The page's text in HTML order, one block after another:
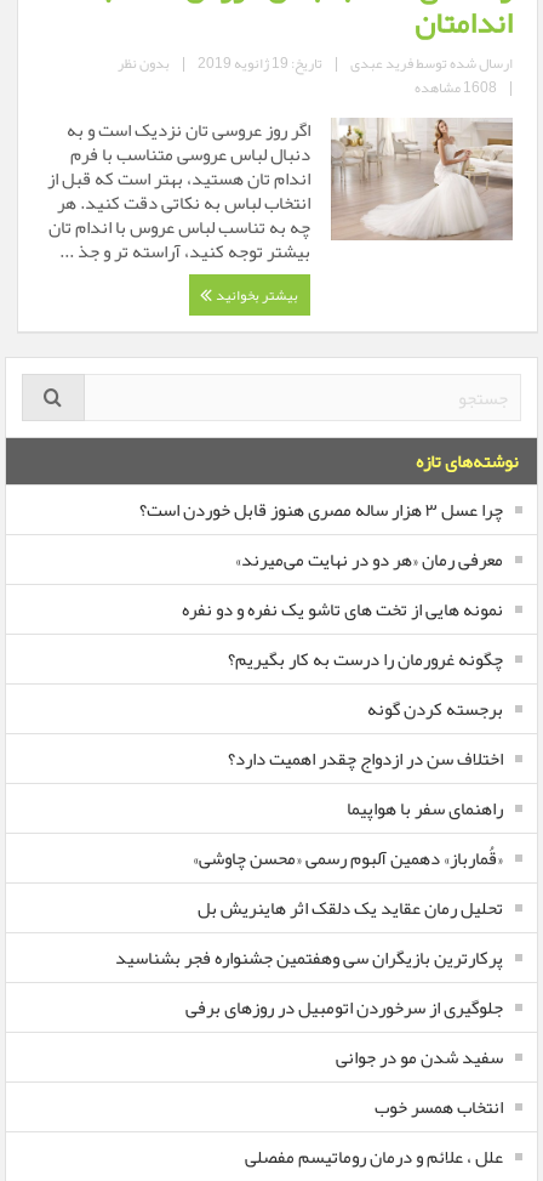
اندامتان
ارسال شده توسطفرید عبدی | تاریخ: 19 ژانویه 2019 | بدون نظر
| 1608 مشاهده
اگر روز عروسی تان نزدیک است و به
دنبال لباس عروسی متناسب با فرم
اندام تان هستید، بهتر است که قبل از
انتخاب لباس به نکاتی دقت کنید. هر
چه به تناسب لباس عروس با اندام تان
بیشتر توجه کنید، آراسته تر و جذ ...
بیشتر بخوانید
نوشته‌های تازه
چرا عسل ۳ هزار ساله‌ مصری هنوز قابل خوردن است؟
معرفی رمان «هر دو در نهایت می‌میرند»
نمونه هایی از تخت های تاشو یک نفره و دو نفره
چگونه غرورمان را درست به کار بگیریم؟
برجسته کردن گونه
اختلاف سن در ازدواج چقدر اهمیت دارد؟
راهنمای سفر با هواپیما
«قُمارباز» دهمین آلبوم رسمی «محسن چاوشی»
تحلیل رمان عقاید یک دلقک اثر هاینریش بل
پرکارترین بازیگران سی وهفتمین جشنواره فجر بشناسید
جلوگیری از سرخوردن اتومبیل در روزهای برفی
سفید شدن مو در جوانی
انتخاب همسر خوب
علل ، علائم و درمان روماتیسم مفصلی